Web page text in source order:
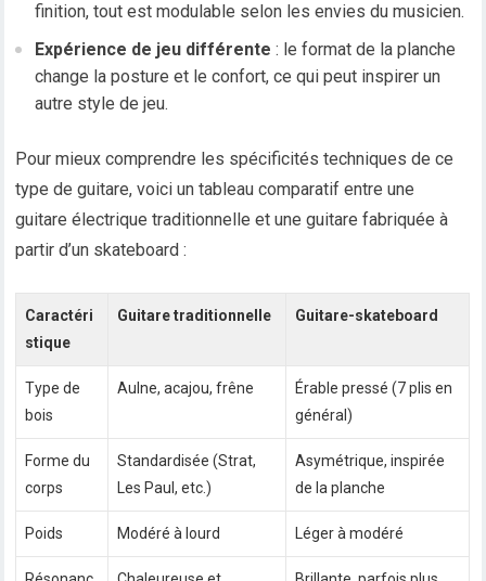
finition, tout est modulable selon les envies du musicien.
Expérience de jeu différente : le format de la planche
change la posture et le confort, ce qui peut inspirer un
autre style de jeu.
Pour mieux comprendre les spécificités techniques de ce
type de guitare, voici un tableau comparatif entre une
guitare électrique traditionnelle et une guitare fabriquée à
partir d’un skateboard :
Caractéri
stique
Guitare traditionnelle Guitare-skateboard
Type de
bois
Aulne, acajou, frêne
Érable pressé (7 plis en
général)
Forme du
corps
Standardisée (Strat,
Les Paul, etc.)
Asymétrique, inspirée
de la planche
Poids Modéré à lourd Léger à modéré